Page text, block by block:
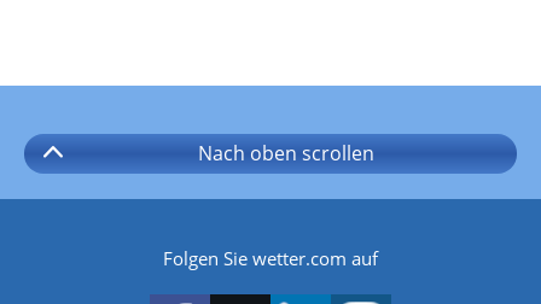
Nach oben scrollen
Folgen Sie wetter.com auf